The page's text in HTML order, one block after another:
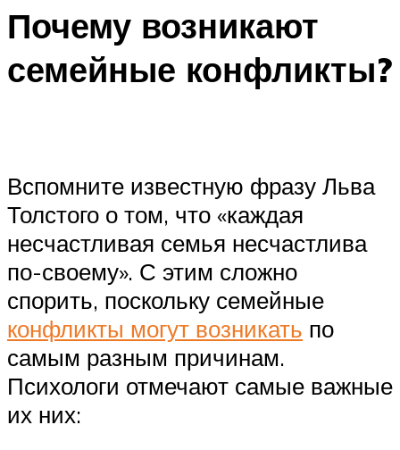
Почему возникают
семейные конфликты?
Вспомните известную фразу Льва
Толстого о том, что «каждая
несчастливая семья несчастлива
по-своему». С этим сложно
спорить, поскольку семейные
конфликты могут возникать по
самым разным причинам.
Психологи отмечают самые важные
их них: